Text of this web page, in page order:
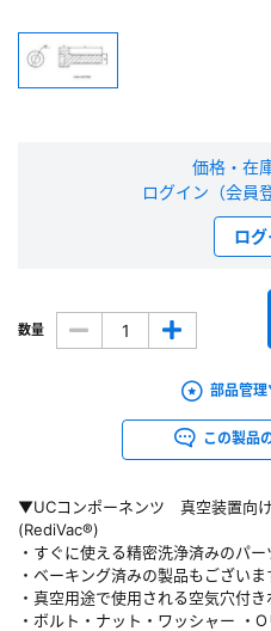
▼UCコンポーネンツ 真空装置向
(RediVac®)
・すぐに使える精密洗浄済みのパ
・ベーキング済みの製品もございま
・真空用途で使用される空気穴付
・ボルト・ナット・ワッシャー ・
価格・在
ログイン（会員
ロ
数量
部品管理
この製品
※新規会員登録をお申し込み頂いてか
があります。また当社の判断によりお
会員の
※パスワードをお忘れの方は、
※メールアドレスを忘れた方は、 お問い